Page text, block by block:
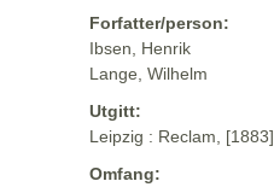
Forfatter/person:
Ibsen, Henrik
Lange, Wilhelm
Utgitt:
Leipzig : Reclam, [1883]
Omfang: